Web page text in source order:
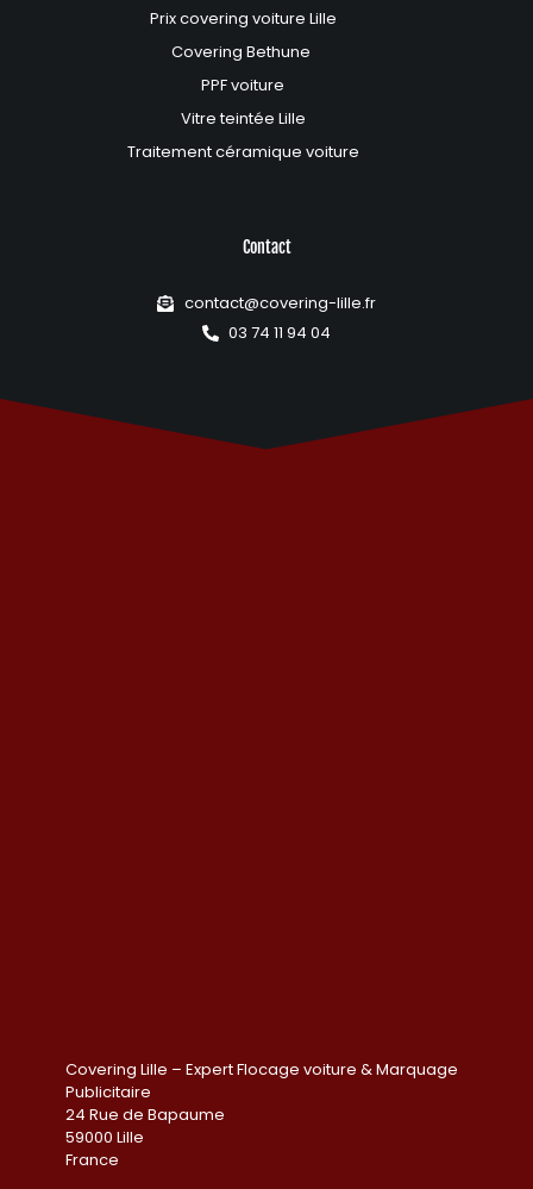
Prix covering voiture Lille
Covering Bethune
PPF voiture
Vitre teintée Lille
Traitement céramique voiture
Contact
contact@covering-lille.fr
03 74 11 94 04
Covering Lille – Expert Flocage voiture & Marquage
Publicitaire
24 Rue de Bapaume
59000 Lille
France